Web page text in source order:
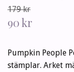
179 kr
90 kr
Pumpkin People
stämplar. Arket